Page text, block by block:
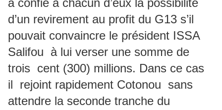
a confié à chacun d’eux la possibilité
d’un revirement au profit du G13 s’il
pouvait convaincre le président ISSA
Salifou à lui verser une somme de
trois cent (300) millions. Dans ce cas
il rejoint rapidement Cotonou sans
attendre la seconde tranche du